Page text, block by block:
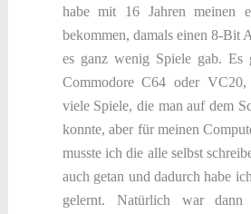
habe mit 16 Jahren meinen
bekommen, damals einen 8-Bit
es ganz wenig Spiele gab. Es
Commodore C64 oder
viele Spiele, die man auf dem
konnte, aber für meinen
musste ich die alle selbst
auch getan und dadurch habe
gelernt. Natürlich war dann